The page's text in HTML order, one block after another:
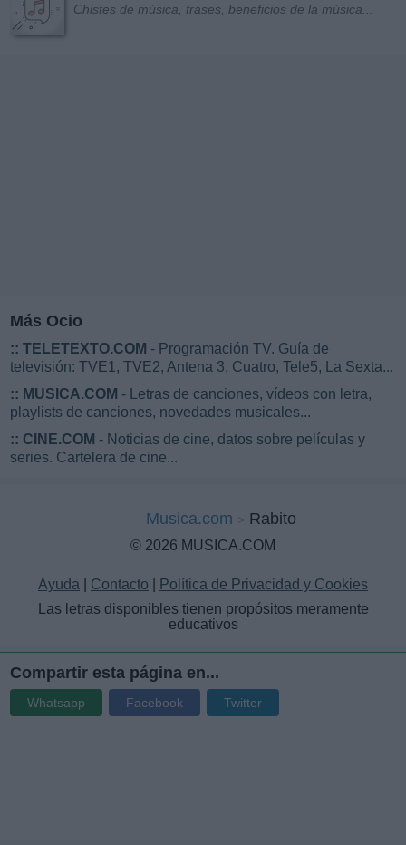
Chistes de música, frases, beneficios de la música...
Más Ocio
:: TELETEXTO.COM - Programación TV. Guía de
televisión: TVE1, TVE2, Antena 3, Cuatro, Tele5, La Sexta...
:: MUSICA.COM - Letras de canciones, vídeos con letra,
playlists de canciones, novedades musicales...
:: CINE.COM - Noticias de cine, datos sobre películas y
series. Cartelera de cine...
Musica.com Rabito
© 2026 MUSICA.COM
Ayuda Contacto
Política de Privacidad y Cookies
Las letras disponibles tienen propósitos meramente
educativos
Compartir esta página en...
Whatsapp Facebook Twitter